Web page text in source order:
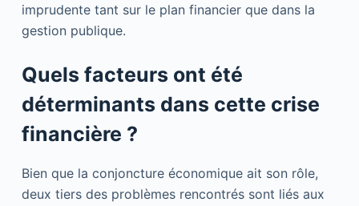
imprudente tant sur le plan financier que dans la
gestion publique.
Quels facteurs ont été
déterminants dans cette crise
financière ?
Bien que la conjoncture économique ait son rôle,
deux tiers des problèmes rencontrés sont liés aux